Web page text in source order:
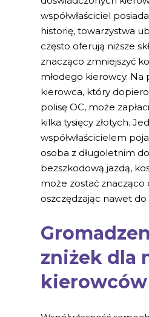
współwłaściciel
historię, towarzystwa
często oferują niższe
znacząco zmniejszyć
młodego kierowcy. Na
kierowca, który
polisę OC, może
kilka tysięcy złotych.
współwłaścicielem
osoba z długoletnim
bezszkodową jazdą,
może zostać znacząco
oszczędzając nawet do
zniżek dla
kierowców